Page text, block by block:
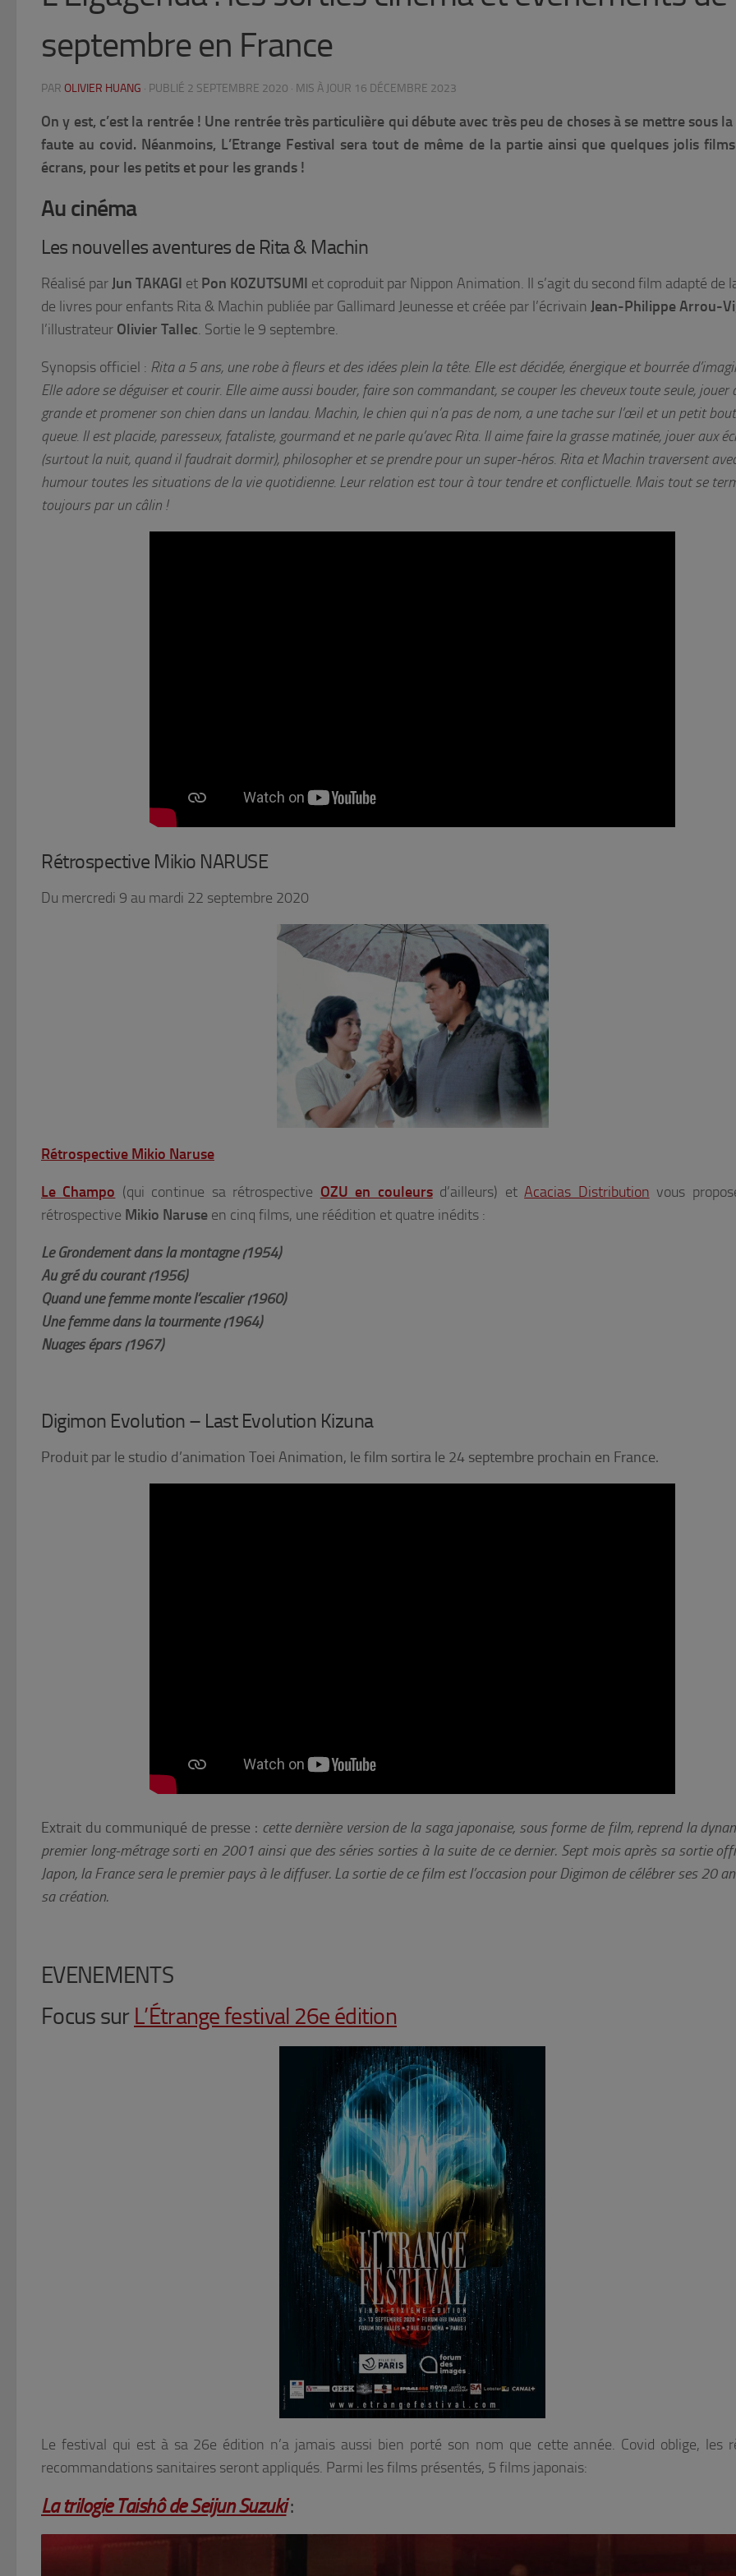
septembre en France
PAR OLIVIER HUANG · PUBLIÉ 2 SEPTEMBRE 2020 · MIS À JOUR 16 DÉCEMBRE 2023
On y est, c’est la rentrée ! Une rentrée très particulière qui débute avec très peu de choses à se mettre sous
faute au covid. Néanmoins, L’Etrange Festival sera tout de même de la partie ainsi que quelques jolis
écrans, pour les petits et pour les grands !
Au cinéma
Les nouvelles aventures de Rita & Machin
Réalisé parJun TAKAGI et Pon KOZUTSUMI et coproduit par Nippon Animation. Il s’agit du second film adapté de
de livres pour enfants Rita & Machin publiée par Gallimard Jeunesse et créée par l’écrivain Jean-Philippe Arrou-
l’illustrateur Olivier Tallec. Sortie le 9 septembre.
Synopsis officiel : Rita a 5 ans, une robe à fleurs et des idées plein la tête. Elle est décidée, énergique et bourrée
Elle adore se déguiser et courir. Elle aime aussi bouder, faire son commandant, se couper les cheveux toute seule, jouer
grande et promener son chien dans un landau. Machin, le chien qui n’a pas de nom, a une tache sur l’œil et un petit
queue. Il est placide, paresseux, fataliste, gourmand et ne parle qu’avec Rita. Il aime faire la grasse matinée, jouer aux
(surtout la nuit, quand il faudrait dormir), philosopher et se prendre pour un super-héros. Rita et Machin traversent
humour toutes les situations de la vie quotidienne. Leur relation est tour à tour tendre et conflictuelle. Mais tout se
toujours par un câlin !
Rétrospective Mikio NARUSE
Du mercredi 9 au mardi 22 septembre 2020
Rétrospective Mikio Naruse
Le Champo (qui continue sa rétrospective OZU en couleursd’ailleurs) etAcacias Distribution vous
rétrospective Mikio Naruse en cinq films, une réédition et quatre inédits :
Le Grondement dans la montagne (1954)
Au gré du courant (1956)
Quand une femme monte l’escalier (1960)
Une femme dans la tourmente (1964)
Nuages épars (1967)
Digimon Evolution – Last Evolution Kizuna
Produit par le studio d’animation Toei Animation, le film sortira le 24 septembre prochain en France.
Extrait du communiqué de presse : cette dernière version de la saga japonaise, sous forme de film, reprend la
premier long-métrage sorti en 2001 ainsi que des séries sorties à la suite de ce dernier. Sept mois après sa sortie
Japon, la France sera le premier pays à le diffuser. La sortie de ce film est l’occasion pour Digimon de célébrer ses 20
sa création.
EVENEMENTS
Focus sur L’Étrange festival 26e édition
Le festival qui est à sa 26e édition n’a jamais aussi bien porté son nom que cette année. Covid oblige, les
recommandations sanitaires seront appliqués. Parmi les films présentés, 5 films japonais:
La trilogie Taishô de Seijun Suzuki: